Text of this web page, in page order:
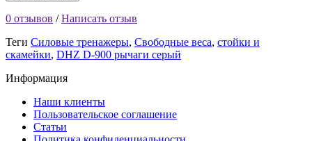
0 отзывов /Написать отзыв
Теги Силовые тренажеры, Свободные веса, стойки и
скамейки, DHZ D-900 рычаги серый
Информация
Наши клиенты
Пользовательское соглашение
Статьи